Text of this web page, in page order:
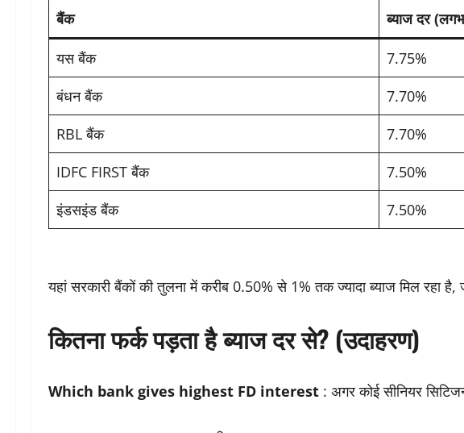
बैंक ब्याज दर
यस बैंक
7.75%
बंधन बैंक
7.70%
RBL बैंक
7.70%
IDFC FIRST बैंक
7.50%
इंडसइंड बैंक
7.50%
यहां सरकारी बैंकों की तुलना में करीब 0.50% से 1% तक ज्यादा ब्याज मिल रहा
कितना फर्क पड़ता है ब्याज दर से? (उदाहरण)
Which bank gives highest FD interest : अगर कोई सीनियर